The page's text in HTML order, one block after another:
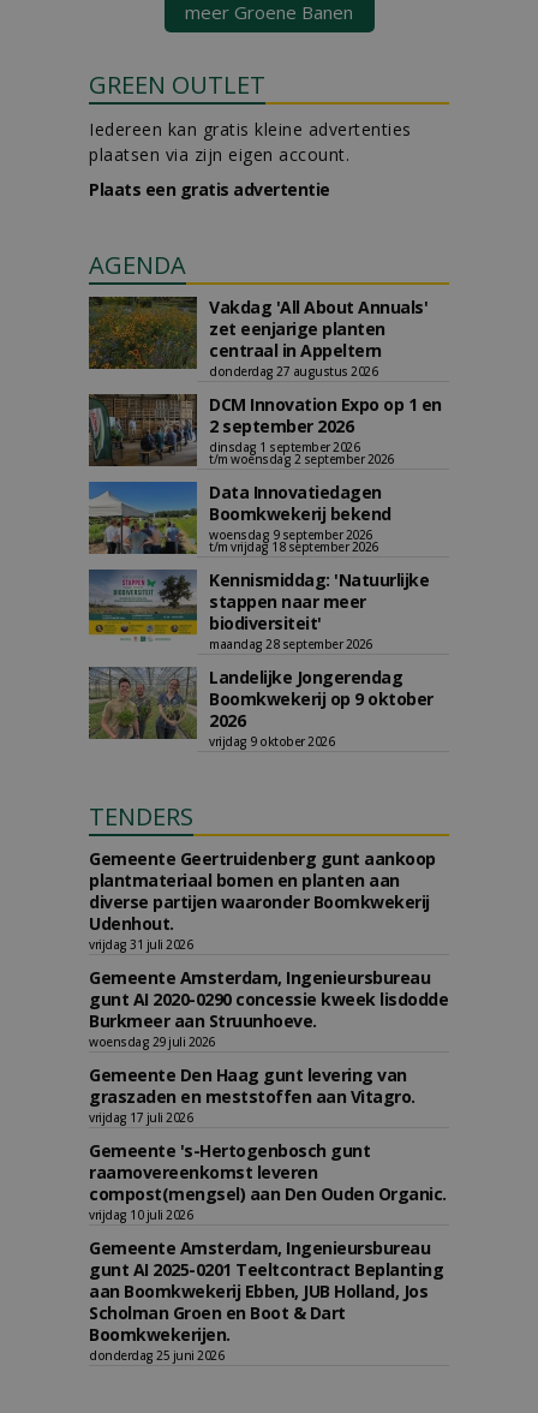
meer Groene Banen
GREEN OUTLET
Iedereen kan gratis kleine advertenties
plaatsen via zijn eigen account.
Plaats een gratis advertentie
AGENDA
Vakdag 'All About Annuals'
zet eenjarige planten
centraal in Appeltern
donderdag 27 augustus 2026
DCM Innovation Expo op 1 en
2 september 2026
dinsdag 1 september 2026
t/m woensdag 2 september 2026
Data Innovatiedagen
Boomkwekerij bekend
woensdag 9 september 2026
t/m vrijdag 18 september 2026
Kennismiddag: 'Natuurlijke
stappen naar meer
biodiversiteit'
maandag 28 september 2026
Landelijke Jongerendag
Boomkwekerij op 9 oktober
2026
vrijdag 9 oktober 2026
TENDERS
Gemeente Geertruidenberg gunt aankoop
plantmateriaal bomen en planten aan
diverse partijen waaronder Boomkwekerij
Udenhout.
vrijdag 31 juli 2026
Gemeente Amsterdam, Ingenieursbureau
gunt AI 2020-0290 concessie kweek lisdodde
Burkmeer aan Struunhoeve.
woensdag 29 juli 2026
Gemeente Den Haag gunt levering van
graszaden en meststoffen aan Vitagro.
vrijdag 17 juli 2026
Gemeente 's-Hertogenbosch gunt
raamovereenkomst leveren
compost(mengsel) aan Den Ouden Organic.
vrijdag 10 juli 2026
Gemeente Amsterdam, Ingenieursbureau
gunt AI 2025-0201 Teeltcontract Beplanting
aan Boomkwekerij Ebben, JUB Holland, Jos
Scholman Groen en Boot & Dart
Boomkwekerijen.
donderdag 25 juni 2026